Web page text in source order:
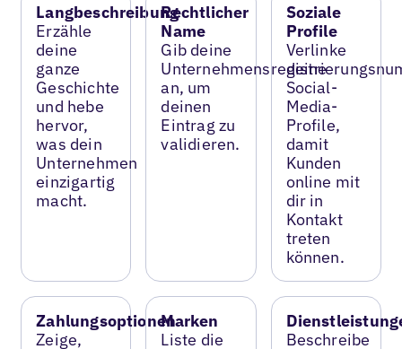
Langbeschreibung
Erzähle
deine
ganze
Geschichte
und hebe
hervor,
was dein
Unternehmen
einzigartig
macht.
Rechtlicher
Name
Gib deine
an, um
deinen
Eintrag zu
validieren.
Soziale
Profile
Verlinke
deine
Social-
Media-
Profile,
damit
Kunden
online mit
dir in
Kontakt
treten
können.
Zahlungsoptionen
Zeige,
Marken
Liste die
Beschreibe